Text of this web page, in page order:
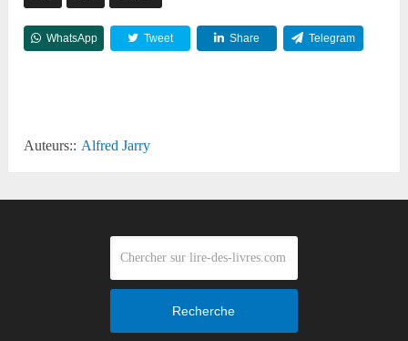
WhatsApp Tweet Share Telegram
Auteurs:: Alfred Jarry
Recherche